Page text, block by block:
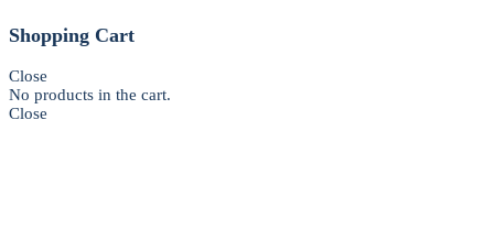
Shopping Cart
Close
No products in the cart.
Close